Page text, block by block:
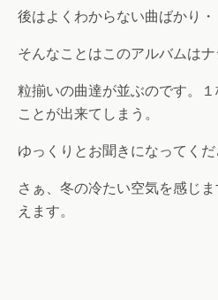
後はよくわからない曲ばかり・
そんなことはこのアルバムはナ
粒揃いの曲達が並ぶのです。
ことが出来てしまう。
ゆっくりとお聞きになってくだ
さぁ、冬の冷たい空気を感じ
えます。